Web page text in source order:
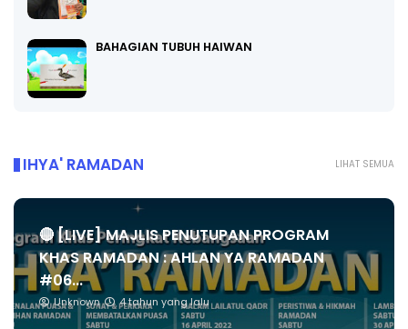
BAHAGIAN TUBUH HAIWAN
LIHAT SEMUA
IHYA' RAMADAN
🔴 [LIVE] MAJLIS PENUTUPAN PROGRAM
KHAS RAMADAN : AHLAN YA RAMADAN
#06...
Unknown 4 tahun yang lalu